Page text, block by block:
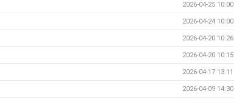
2026-04-25 10:00
2026-04-24 10:00
2026-04-20 10:26
2026-04-20 10:15
2026-04-17 13:11
2026-04-09 14:30